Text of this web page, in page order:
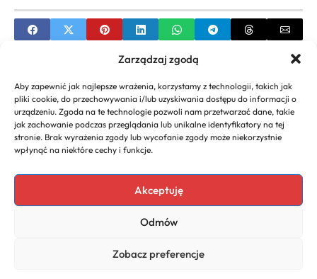
Zarządzaj zgodą
Aby zapewnić jak najlepsze wrażenia, korzystamy z technologii, takich jak
pliki cookie, do przechowywania i/lub uzyskiwania dostępu do informacji o
urządzeniu. Zgoda na te technologie pozwoli nam przetwarzać dane, takie
jak zachowanie podczas przeglądania lub unikalne identyfikatory na tej
stronie. Brak wyrażenia zgody lub wycofanie zgody może niekorzystnie
wpłynąć na niektóre cechy i funkcje.
Akceptuję
Odmów
Zobacz preferencje
Urlop wychowawczy przedsiębiorcy – Poradnik
NEXT
Jak wybrać nazwę firmy jdg – Praktyczny
Copyright 2026. All rights
Prywatności